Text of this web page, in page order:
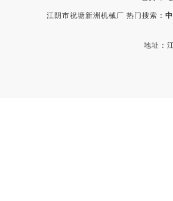
江阴市祝塘新洲机械厂 热门搜索：
地址：